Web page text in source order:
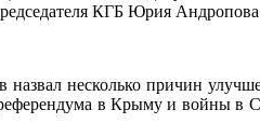
КГБ Юрия Андропова
назвал несколько причин
референдума в Крыму и войны